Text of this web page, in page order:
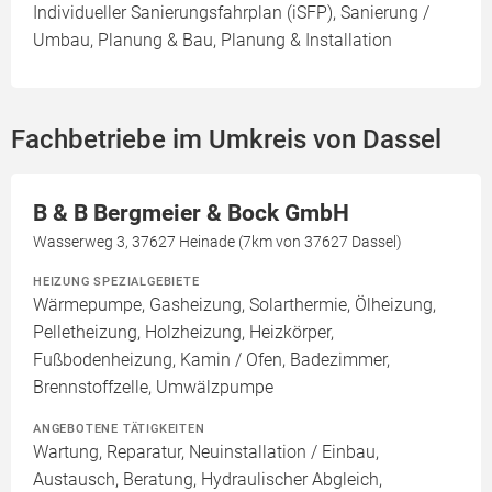
Individueller Sanierungsfahrplan (iSFP), Sanierung /
Umbau, Planung & Bau, Planung & Installation
Fachbetriebe im Umkreis von Dassel
B & B Bergmeier & Bock GmbH
Wasserweg 3, 37627 Heinade (7km von 37627 Dassel)
HEIZUNG SPEZIALGEBIETE
Wärmepumpe, Gasheizung, Solarthermie, Ölheizung,
Pelletheizung, Holzheizung, Heizkörper,
Fußbodenheizung, Kamin / Ofen, Badezimmer,
Brennstoffzelle, Umwälzpumpe
ANGEBOTENE TÄTIGKEITEN
Wartung, Reparatur, Neuinstallation / Einbau,
Austausch, Beratung, Hydraulischer Abgleich,